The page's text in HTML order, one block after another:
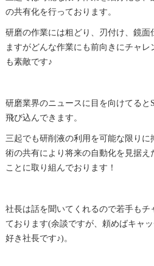
の共有化を行っております。
研磨の作業には粗どり、刃付け、 鏡面
ますがどんな作業にも前向きにチャ
も素敵です♪
研磨業界のニュースに目を向けてると
飛び込んできます。
三起でも研削液の利用を可能な限り
術の共有により将来の自動化を見据え
ことに取り組んでおります！
社長は話を聞いてくれるので若手もチ
ております(余談ですが、頼めばキャ
好き社長です♪)。